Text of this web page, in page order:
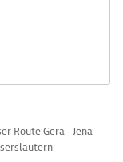
Route Gera - Jena
-